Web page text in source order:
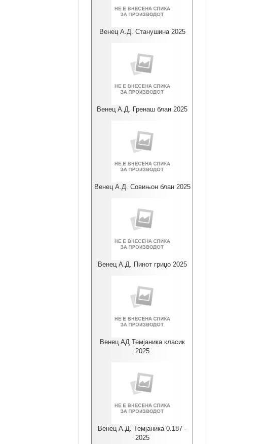
Венец А.Д. Станушина 2025
Венец А.Д. Гренаш блан 2025
Венец А.Д. Совињон блан 2025
Венец А.Д. Пинот гриџо 2025
Венец АД Темјаника класик
2025
Венец А.Д. Темјаника 0.187 -
2025